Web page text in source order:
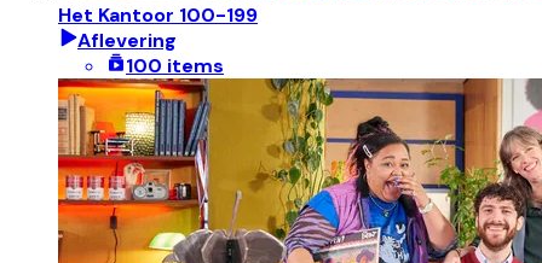
Het Kantoor 100-199
Aflevering
100 items